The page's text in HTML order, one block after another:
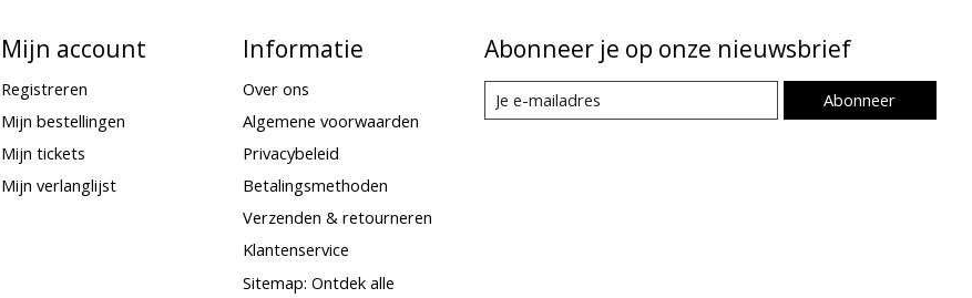
Mijn account
Registreren
Mijn bestellingen
Mijn tickets
Mijn verlanglijst
Informatie
Over ons
Algemene voorwaarden
Privacybeleid
Betalingsmethoden
Verzenden & retourneren
Klantenservice
Sitemap: Ontdek alle
Abonneer je op onze nieuwsbrief
Abonneer